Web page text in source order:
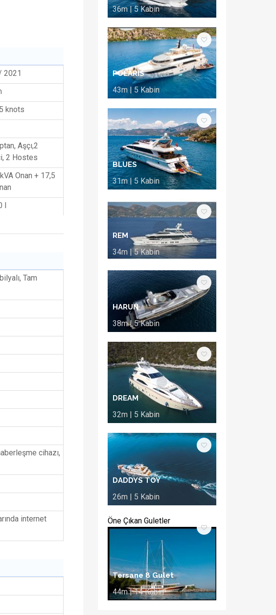
2021
knots
Aşçı,2
2 Hostes
Onan + 17,5
l
Tam
cihazı,
internet
36m | 5 Kabin
POLARIS
43m | 5 Kabin
BLUES
31m | 5 Kabin
REM
34m | 5 Kabin
HARUN
38m | 5 Kabin
DREAM
32m | 5 Kabin
DADDYS TOY
26m | 5 Kabin
Öne Çıkan Guletler
Tersane 8 Gulet
44m | 14 Kabin